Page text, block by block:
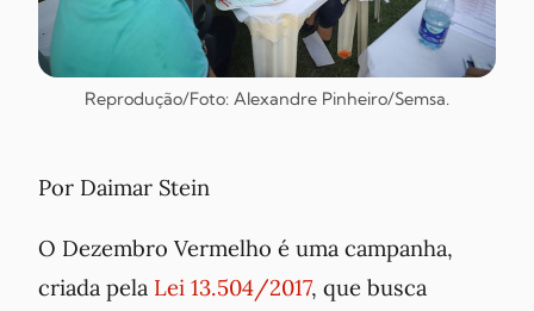
Reprodução/Foto: Alexandre Pinheiro/Semsa.
Por Daimar Stein
O Dezembro Vermelho é uma campanha,
criada pela Lei 13.504/2017, que busca